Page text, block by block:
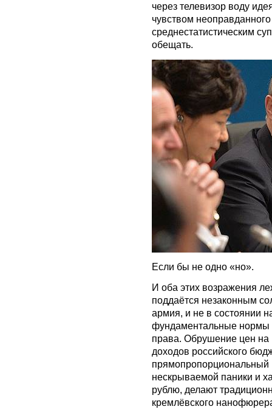
через телевизор воду
чувством
среднестатистическим
обещать.
Если бы не одно «но».
И оба этих возражения
поддаётся незаконным
армия, и не в состоянии
фундаментальные нормы
права. Обрушение цен на
доходов российского
нескрываемой паники и
рублю, делают
кремлёвского